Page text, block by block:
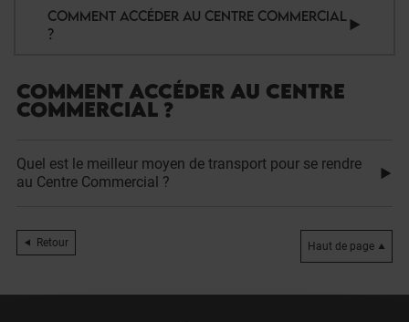
COMMENT ACCÉDER AU CENTRE COMMERCIAL
?
COMMENT ACCÉDER AU CENTRE
COMMERCIAL ?
Quel est le meilleur moyen de transport pour se rendre
au Centre Commercial ?
Retour Haut de page